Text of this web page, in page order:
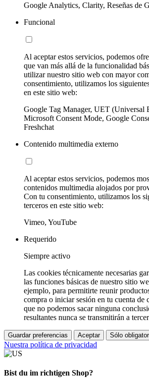
Google Analytics, Clarity, Reseñas de
Funcional
Al aceptar estos servicios, podemos
que van más allá de la funcionalidad
utilizar nuestro sitio web con mayor
consentimiento, utilizamos los
en este sitio web:
Google Tag Manager, UET (Universal
Microsoft Consent Mode, Google
Freshchat
Contenido multimedia externo
Al aceptar estos servicios, podemos
contenidos multimedia alojados por
Con tu consentimiento, utilizamos los
terceros en este sitio web:
Vimeo, YouTube
Requerido
Siempre activo
Las cookies técnicamente necesarias
las funciones básicas de nuestro sitio
ejemplo, para permitirte reunir
compra o iniciar sesión en tu cuenta de
que no podemos sacar ninguna
resultantes nunca se transmitirán a
Guardar preferencias Aceptar Sólo
Nuestra política de privacidad
Bist du im richtigen Shop?